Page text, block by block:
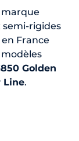
rigides
France
Golden
Line.